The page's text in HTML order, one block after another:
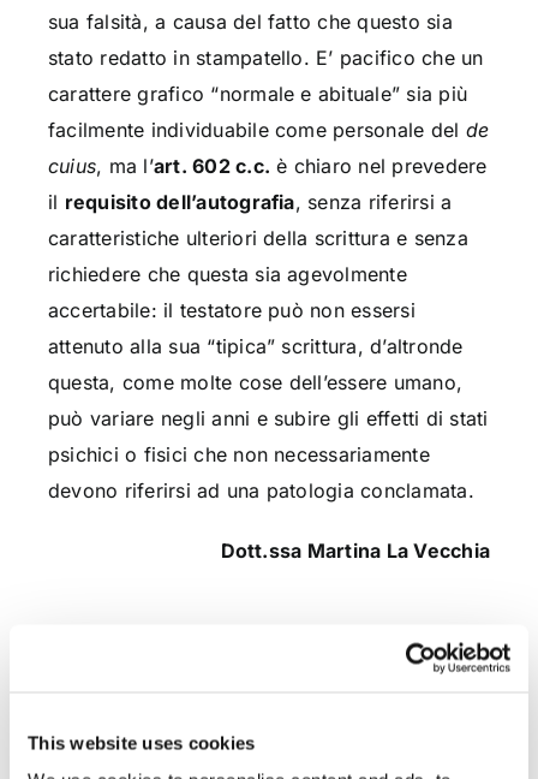
This website uses cookies
sua falsità, a causa del fatto che questo sia
stato redatto in stampatello. E’ pacifico che un
carattere grafico “normale e abituale” sia più
facilmente individuabile come personale del de
cuius, ma l’art. 602 c.c. è chiaro nel prevedere
il requisito dell’autografia, senza riferirsi a
caratteristiche ulteriori della scrittura e senza
richiedere che questa sia agevolmente
accertabile: il testatore può non essersi
attenuto alla sua “tipica” scrittura, d’altronde
questa, come molte cose dell’essere umano,
può variare negli anni e subire gli effetti di stati
psichici o fisici che non necessariamente
devono riferirsi ad una patologia conclamata.
Dott.ssa Martina La Vecchia